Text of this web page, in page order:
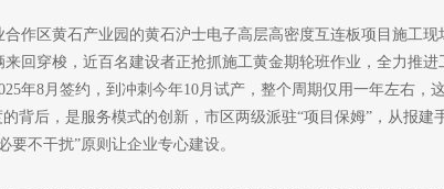
合作区黄石产业园的黄石沪士电子高层高密度互连板项目施工现
回穿梭，近百名建设者正抢抓施工黄金期轮班作业，全力推进
年8月签约，到冲刺今年10月试产，整个周期仅用一年左右，
背后，是服务模式的创新，市区两级派驻“项目保姆”，从报建
要不干扰”原则让企业专心建设。